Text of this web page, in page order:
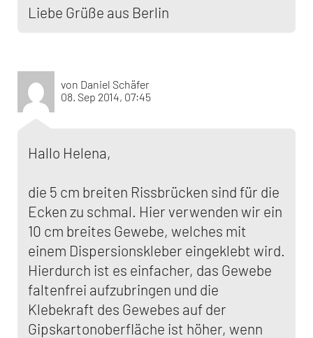
Liebe Grüße aus Berlin
von Daniel Schäfer
08. Sep 2014, 07:45
Hallo Helena,
die 5 cm breiten Rissbrücken sind für die
Ecken zu schmal. Hier verwenden wir ein
10 cm breites Gewebe, welches mit
einem Dispersionskleber eingeklebt wird.
Hierdurch ist es einfacher, das Gewebe
faltenfrei aufzubringen und die
Klebekraft des Gewebes auf der
Gipskartonoberfläche ist höher, wenn